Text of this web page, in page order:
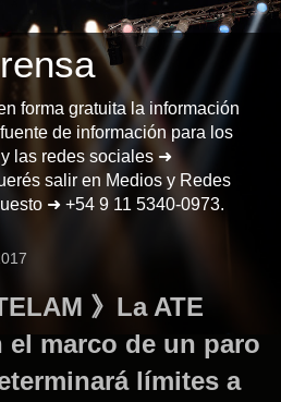
forma gratuita la información
de información para los
las redes sociales ➜
salir en Medios y Redes
➜ +54 9 11 5340-0973.
》La ATE
el marco de un paro
límites a